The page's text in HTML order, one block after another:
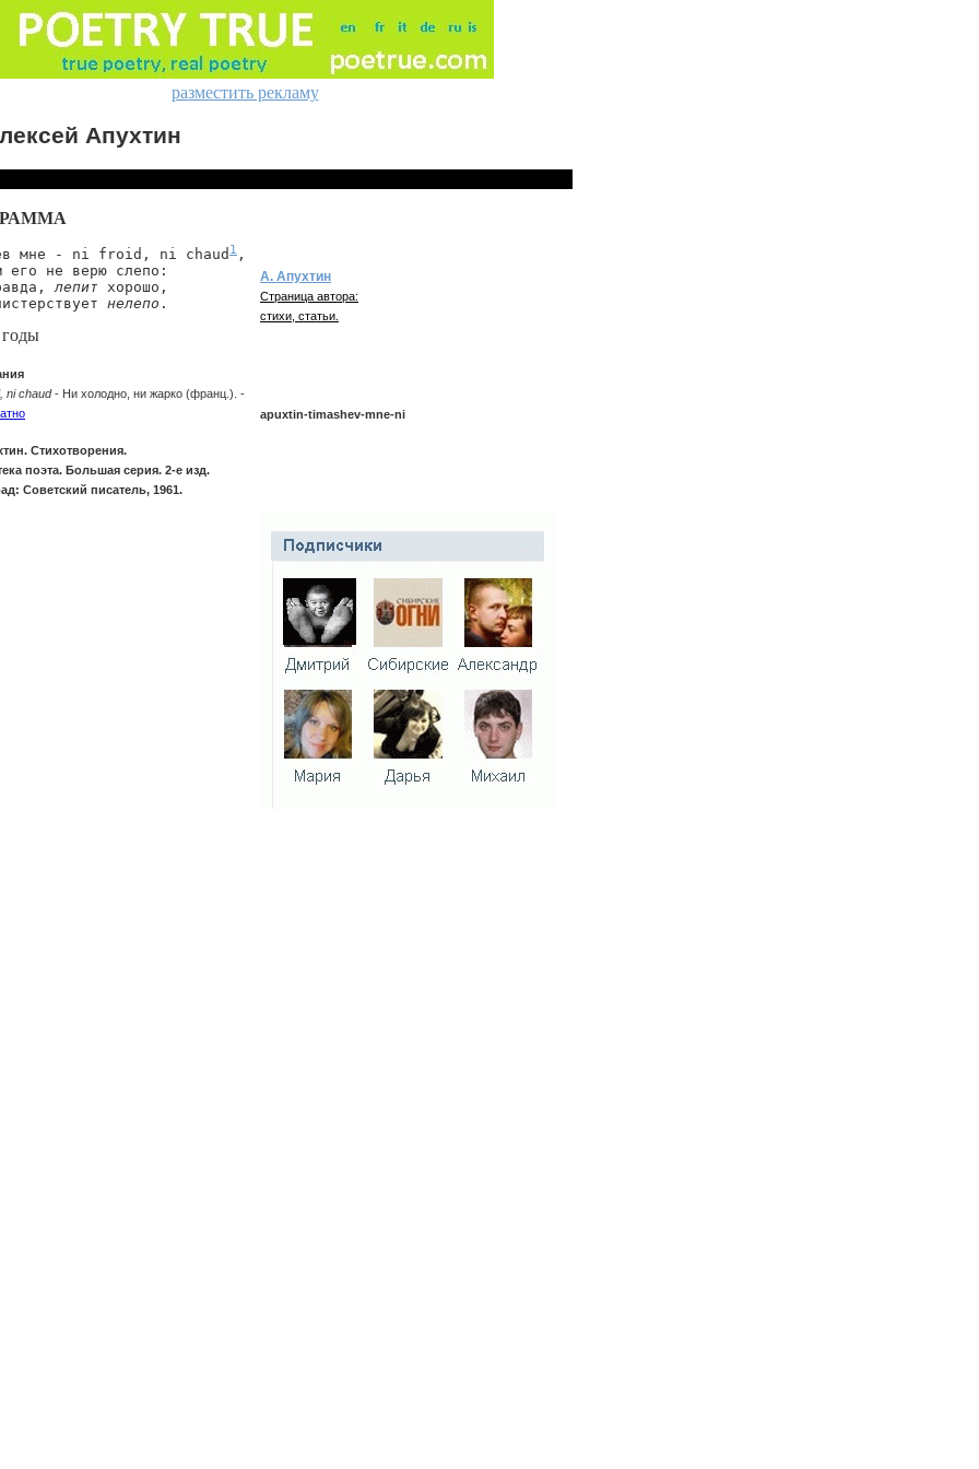
разместить рекламу
Апухтин
мне - ni froid, ni chaud 1 ,
его не верю слепо:
лепит хорошо,
нелепо .
годы
ni chaud- Ни холодно, ни жарко (франц.). -
Стихотворения.
поэта. Большая серия. 2-е изд.
Советский писатель, 1961.
А. Апухтин
Страница автора:
стихи, статьи.
apuxtin-timashev-mne-ni